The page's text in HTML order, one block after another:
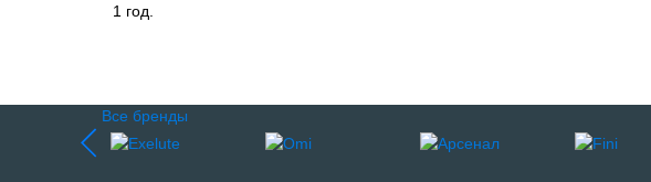
1 год.
Все бренды